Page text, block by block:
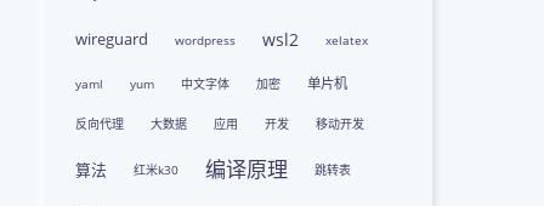
wireguard wordpress wsl2 xelatex
yaml yum 中文字体 加密 单片机
反向代理 大数据 应用 开发 移动开发
算法 红米k30 编译原理 跳转表